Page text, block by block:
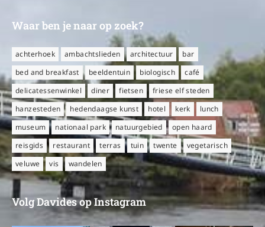
Waar ben je naar op zoek?
achterhoek ambachtslieden architectuur
bar
bed and breakfast
beeldentuin biologisch
café
delicatessenwinkel
diner fietsen
friese elf steden
hanzesteden
hedendaagse kunst hotel kerk
lunch
museum
nationaal park natuurgebied
open haard
reisgids
restaurant terras tuin twente
vegetarisch
veluwe
vis wandelen
Volg Davides op Instagram